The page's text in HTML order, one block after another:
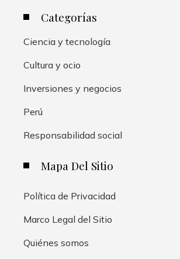
Categorías
Ciencia y tecnología
Cultura y ocio
Inversiones y negocios
Perú
Responsabilidad social
Mapa Del Sitio
Política de Privacidad
Marco Legal del Sitio
Quiénes somos